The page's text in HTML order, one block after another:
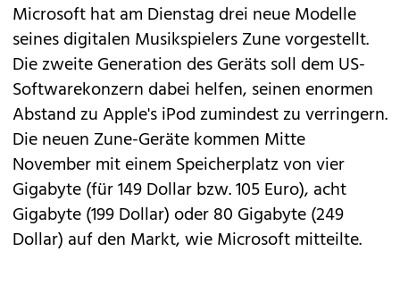
Microsoft hat am Dienstag drei neue Modelle
seines digitalen Musikspielers Zune vorgestellt.
Die zweite Generation des Geräts soll dem US-
Softwarekonzern dabei helfen, seinen enormen
Abstand zu Apple's iPod zumindest zu verringern.
Die neuen Zune-Geräte kommen Mitte
November mit einem Speicherplatz von vier
Gigabyte (für 149 Dollar bzw. 105 Euro), acht
Gigabyte (199 Dollar) oder 80 Gigabyte (249
Dollar) auf den Markt, wie Microsoft mitteilte.